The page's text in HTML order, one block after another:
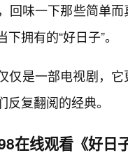
回味一下那些简单
拥有的“好日子”。
仅是一部电视剧，
复翻阅的经典。
在线观看《好日